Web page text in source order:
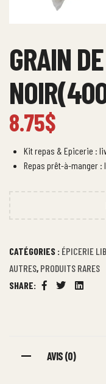
GRAIN
8.75$
Kit repas & Epicerie :
Repas prêt-à-manger :
CATÉGORIES : ÉPICERIE
AUTRES, PRODUITS RARES
SHARE:
Facebook
TwitterLinkedin
AVIS (0)